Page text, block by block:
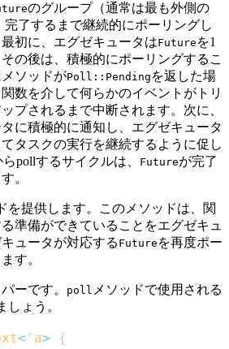
のグループ（通常は最も外側の
完了するまで継続的にポーリングし
初に、エグゼキュータはFuture を1
の後は、積極的にポーリングするこ
メソッドがPoll::Pending を返した場
関数を介して何らかのイベントがトリ
プされるまで中断されます。次に、
に積極的に通知し、エグゼキュータ
タスクの実行を継続するように促し
pollするサイクルは、
Futureが完了
。
を提供します。このメソッドは、関
準備ができていることをエグゼキュ
ュータが対応する Future を再度ポー
す。
ーです。 poll メソッドで使用される
しょう。
< 'a>
{